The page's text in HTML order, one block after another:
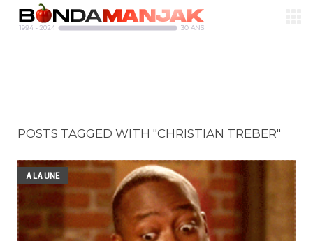
POSTS TAGGED WITH "CHRISTIAN TREBER"
A LA UNE